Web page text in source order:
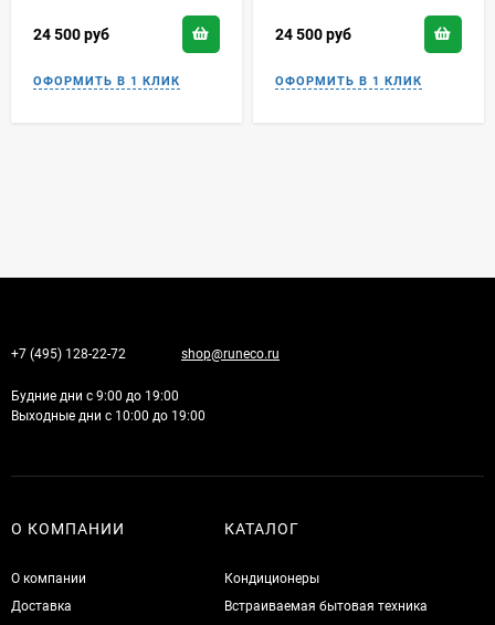
24 500руб 24 500руб
+7 (495) 128-22-72 shop@runeco.ru
Будние дни с 9:00 до 19:00
Выходные дни с 10:00 до 19:00
О КОМПАНИИ
О компании
Доставка
КАТАЛОГ
Кондиционеры
Встраиваемая бытовая техника